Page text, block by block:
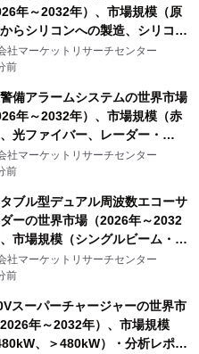
年～2032年）、市場規模（原
らシリコンへの製造、シリコン
ンゴットへの製造、インゴット
ェハーへの製造、ウェハーから
）・分析レポートを発表
社マーケットリサーチセンター
前
備アラームシステムの世界市場
年～2032年）、市場規模（赤
光ファイバー、レーダー・
、マイクロ波バリア、その
分析レポートを発表
社マーケットリサーチセンター
前
ブル型デュアル周波数エコーサ
ーの世界市場（2026年～2032
市場規模（シングルビーム・エ
ウンダー、マルチビーム・エコ
ンダー）・分析レポートを発表
社マーケットリサーチセンター
前
スーパーチャージャーの世界市
年～2032年）、市場規模
、＞480kW）・分析レポー